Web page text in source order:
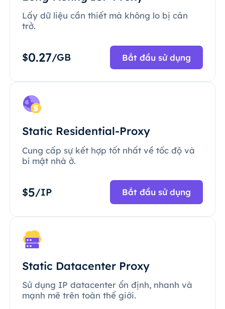
Lấy dữ liệu cần thiết mà không lo bị cản
trở.
$0.27/GB Bắt đầu sử dụng
Static Residential-Proxy
Cung cấp sự kết hợp tốt nhất về tốc độ và
bí mật nhà ở.
$5/IP Bắt đầu sử dụng
Static Datacenter Proxy
Sử dụng IP datacenter ổn định, nhanh và
mạnh mẽ trên toàn thế giới.